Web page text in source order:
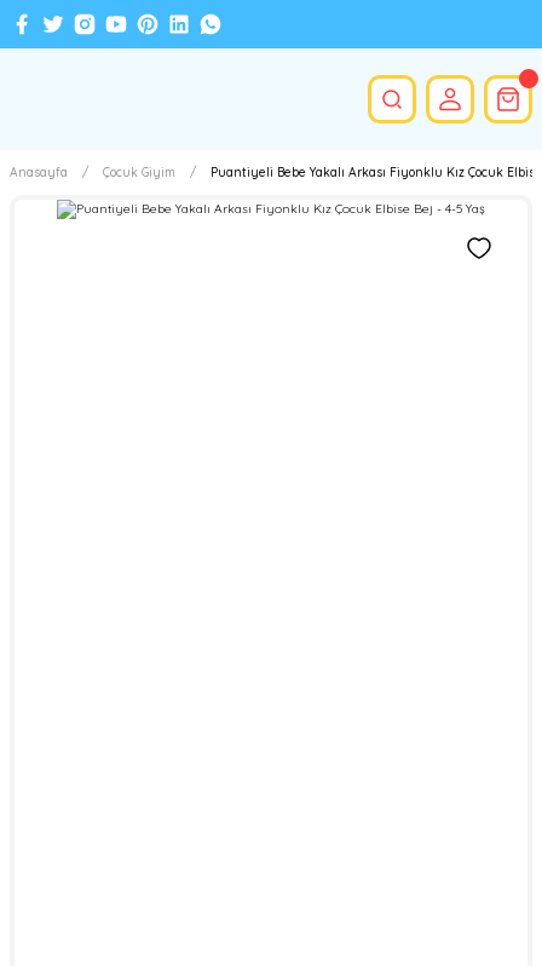
Anasayfa Çocuk Giyim Puantiyeli Bebe Yakalı Arkası Fiyonklu Kız Çocuk